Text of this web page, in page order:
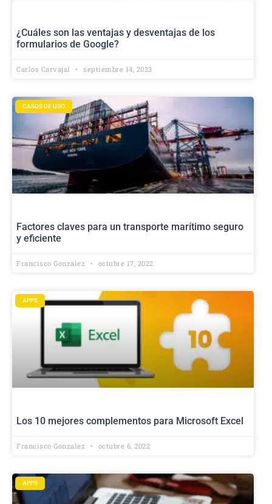
¿Cuáles son las ventajas y desventajas de los
formularios de Google?
Carlos Carvajal septiembre 14, 2023
CASOS DE USO
Factores claves para un transporte marítimo seguro
y eficiente
Francisco Gonzalez octubre 17, 2022
APPS
Los 10 mejores complementos para Microsoft Excel
Francisco Gonzalez octubre 6, 2022
APPS